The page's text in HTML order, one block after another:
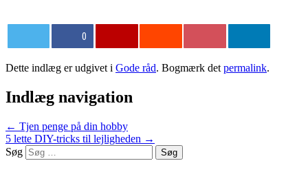
0
Dette indlæg er udgivet i Gode råd. Bogmærk det permalink.
Indlæg navigation
← Tjen penge på din hobby
5 lette DIY-tricks til lejligheden →
Søg